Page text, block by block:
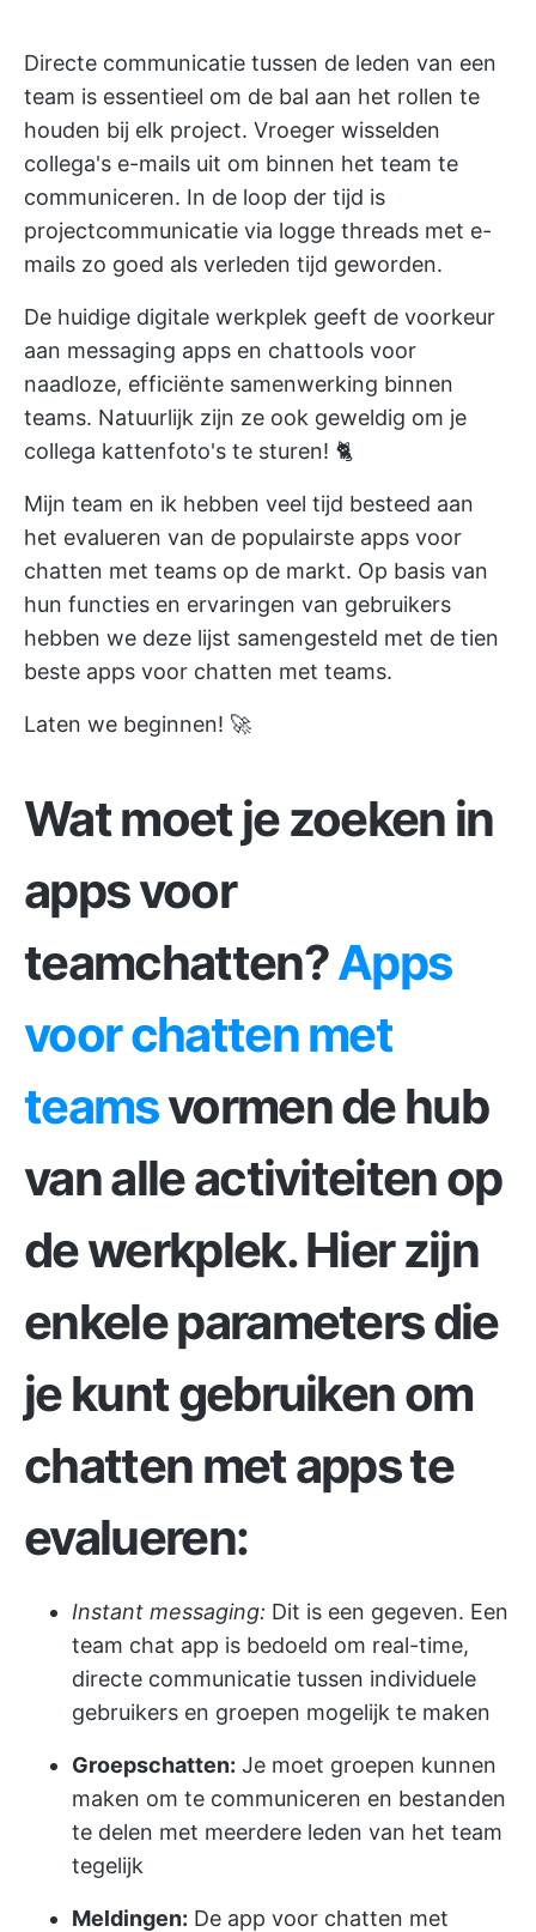
Directe communicatie tussen de leden van een
team is essentieel om de bal aan het rollen te
houden bij elk project. Vroeger wisselden
collega's e-mails uit om binnen het team te
communiceren. In de loop der tijd is
projectcommunicatie via logge threads met e-
mails zo goed als verleden tijd geworden.
De huidige digitale werkplek geeft de voorkeur
aan messaging apps en chattools voor
naadloze, efficiënte samenwerking binnen
teams. Natuurlijk zijn ze ook geweldig om je
collega kattenfoto's te sturen! 🐈
Mijn team en ik hebben veel tijd besteed aan
het evalueren van de populairste apps voor
chatten met teams op de markt. Op basis van
hun functies en ervaringen van gebruikers
hebben we deze lijst samengesteld met de tien
beste apps voor chatten met teams.
Laten we beginnen! 🚀
Wat moet je zoeken in
apps voor
teamchatten?Apps
voor chatten met
teamsvormen de hub
van alle activiteiten op
de werkplek. Hier zijn
enkele parameters die
je kunt gebruiken om
chatten met apps te
evalueren:
Instant messaging: Dit is een gegeven. Een
team chat app is bedoeld om real-time,
directe communicatie tussen individuele
gebruikers en groepen mogelijk te maken
Groepschatten: Je moet groepen kunnen
maken om te communiceren en bestanden
te delen met meerdere leden van het team
tegelijk
Meldingen: De app voor chatten met